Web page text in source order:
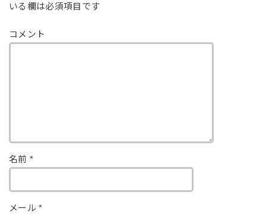
いる欄は必須項目です
コメント
名前 *
メール*